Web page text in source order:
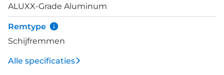
ALUXX-Grade Aluminum
Remtype
Schijfremmen
Alle specificaties